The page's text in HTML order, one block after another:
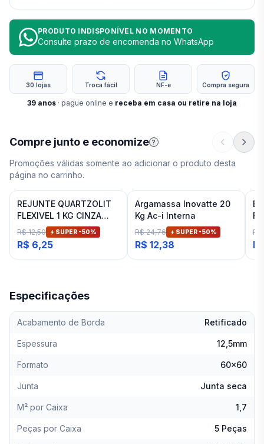
Compre junto e economize ?
Promoções válidas somente ao adicionar o produto desta
página no carrinho.
REJUNTE QUARTZOLIT
FLEXIVEL 1 KG CINZA
ARTICO
R$ 12,50 SUPER -50%
R$ 6,25
Argamassa Inovatte 20
Kg Ac-i Interna
R$ 24,76 SUPER -50%
R$ 12,38
R$
Especificações
Acabamento de Borda Retificado
Espessura 12,5mm
Formato 60x60
Junta Junta seca
M² por Caixa 1,7
Peças por Caixa 5 Peças
PRODUTO INDISPONÍVEL NO MOMENTO
Consulte prazo de encomenda no WhatsApp
30 lojas Troca fácil NF-e Compra segura
39 anos · pague online e receba em casa ou retire na loja